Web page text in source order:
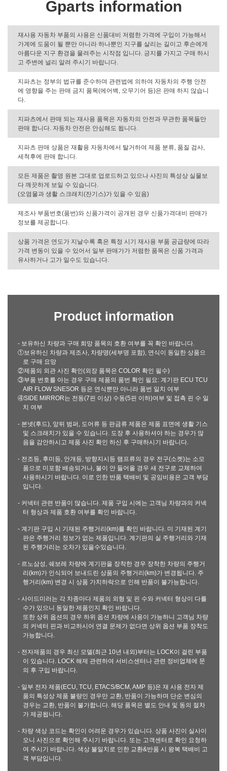
Gparts information
재사용 자동차 부품의 사용은 신품대비 저렴한 가격에 구입이 가능해서
가계에 도움이 될 뿐만 아니라 하나뿐인 지구를 살리는 길이고 후손에게
아름다운 지구 환경을 물려주는 시작점 입니다. 긍지를 가지고 구매 하시
고 주변에 널리 알려 주시기 바랍니다.
지파츠는 정부의 법규를 준수하며 관련법에 의하여 자동차의 주행 안전
에 영향을 주는 판매 금지 품목(에어백, 오무기어 등)은 판매 하지 않습니
다.
지파츠에서 판매 되는 재사용 품목은 자동차의 안전과 무관한 품목들만
판매 합니다. 자동차 안전은 안심해도 됩니다.
지파츠 판매 상품은 재활용 자동차에서 탈거하여 제품 분류, 품질 검사,
세척후에 판매 합니다.
모든 제품은 촬영 원본 그대로 업로드하고 있으나 사진의 특성상 실물보
다 깨끗하게 보일 수 있습니다.
(오염물과 생활 스크래치(잔기스)가 있을 수 있음)
제조사 부품번호(품번)와 신품가격이 공개된 경우 신품가격대비 판매가
정보를 제공합니다.
상품 가격은 연도가 지날수록 혹은 특정 시기 재사용 부품 공급량에 따라
가격 변동이 있을 수 있어서 일부 판매가가 저렴한 품목은 신품 가격과
유사하거나 고가 일수도 있습니다.
Product information
- 보유하신 차량과 구매 희망 품목의 호환 여부를 꼭 확인 바랍니다.
①보유하신 차량과 제조사, 차량명(세부명 포함), 연식이 동일한 상품으
로 구매 요망
②제품의 외관 사진 확인(외장 품목은 COLOR 확인 필수)
③부품 번호를 아는 경우 구매 제품의 품번 확인 필요: 계기판 ECU TCU
AIR FLOW SNESOR 등은 연식뿐만 아니라 품번 일치 여부
④SIDE MIRROR는 전동(7핀 이상) 수동(5핀 이하)여부 및 접촉 핀 수 일
치 여부
- 본넷(후드), 앞뒤 범퍼, 도어류 등 판금류 제품은 제품 표면에 생활 기스
및 스크래치가 있을 수 있습니다. 도장 후 사용하셔야 하는 경우가 많
음을 감안하시고 제품 사진 확인 하신 후 구매하시기 바랍니다.
- 전조등, 후미등, 안개등, 방향지시등 램프류의 경우 전구(소켓)는 소모
품으로 미포함 배송되거나, 불이 안 들어올 경우 새 전구로 교체하여
사용하시기 바랍니다. 이로 인한 반품 택배비 및 공임비용은 고객 부담
입니다.
- 커넥터 관련 반품이 많습니다. 제품 구입 시에는 고객님 차량과의 커넥
터 형상과 제품 호환 여부를 확인 바랍니다.
- 계기판 구입 시 기재된 주행거리(km)를 확인 바랍니다. 미 기재된 계기
판은 주행거리 정보가 없는 제품입니다. 계기판의 실 주행거리와 기재
된 주행거리는 오차가 있을수있습니다.
- 르노삼성, 쉐보레 차량에 계기판을 장착한 경우 장착한 차량의 주행거
리(km)가 인식되어 보내드린 상품의 주행거리(km)가 변경됩니다. 주
행거리(km) 변경 시 상품 가치하락으로 인해 반품이 불가능합니다.
- 사이드미러는 각 차종마다 제품의 외형 및 핀 수와 커넥터 형상이 다를
수가 있으니 동일한 제품인지 확인 바랍니다.
또한 상위 옵션의 경우 하위 옵션 차량에 사용이 가능하니 고객님 차량
의 커넥터 핀과 비교하시어 연결 문제가 없다면 상위 옵션 부품 장착도
가능합니다.
- 전자제품의 경우 최신 모델(최근 10년 내외)부터는 LOCK이 걸린 부품
이 있습니다. LOCK 해제 관련하여 서비스센터나 관련 정비업체에 문
의 후 구입 바랍니다.
- 일부 전자 제품(ECU, TCU, ETACS/BCM, AMP 등)은 재 사용 전자 제
품의 특성상 제품 불량인 경우만 교환, 반품이 가능하며 단순 변심의
경우는 교환, 반품이 불가합니다. 해당 품목은 별도 안내 및 동의 절차
가 제공됩니다.
- 차량 색상 코드는 확인이 어려운 경우가 있습니다. 상품 사진이 실사이
오니 사진으로 확인해 주시기 바랍니다. 또는 고객센터로 확인 요청하
여 주시기 바랍니다. 색상 불일치로 인한 교환&반품 시 왕복 택배비 고
객 부담입니다.